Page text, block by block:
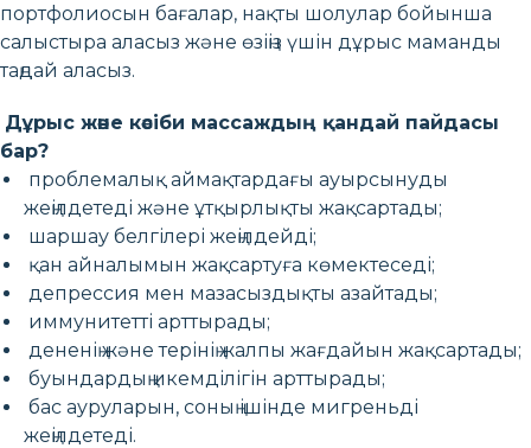
портфолиосын бағалар, нақты шолулар бойынша
салыстыра аласыз және өзіңіз үшін дұрыс маманды
таңдай аласыз.
Дұрыс және кәсіби массаждың қандай пайдасы
бар?
проблемалық аймақтардағы ауырсынуды
жеңілдетеді және ұтқырлықты жақсартады;
шаршау белгілері жеңілдейді;
қан айналымын жақсартуға көмектеседі;
депрессия мен мазасыздықты азайтады;
иммунитетті арттырады;
дененің және терінің жалпы жағдайын жақсартады;
буындардың икемділігін арттырады;
бас ауруларын, соның ішінде мигреньді
жеңілдетеді.